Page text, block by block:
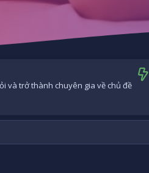
và trở thành chuyên gia về chủ đề